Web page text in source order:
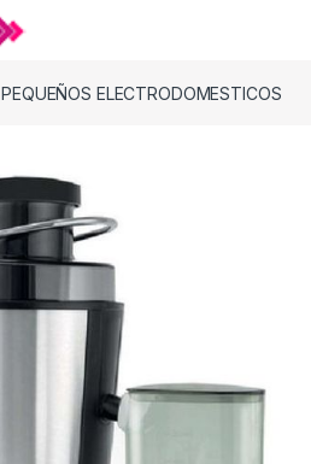
PEQUEÑOS ELECTRODOMESTICOS